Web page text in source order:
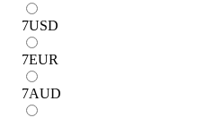
7USD
7EUR
7AUD